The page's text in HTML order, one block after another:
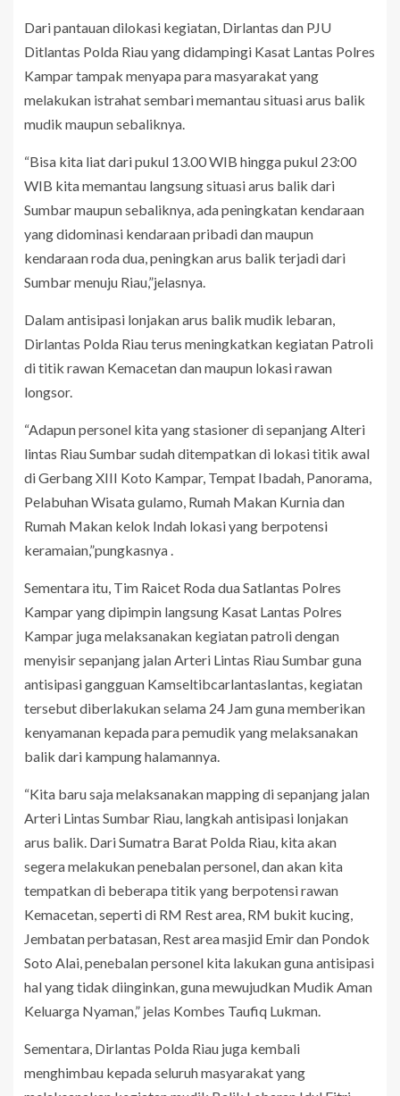
Dari pantauan dilokasi kegiatan, Dirlantas dan PJU
Ditlantas Polda Riau yang didampingi Kasat Lantas Polres
Kampar tampak menyapa para masyarakat yang
melakukan istrahat sembari memantau situasi arus balik
mudik maupun sebaliknya.
“Bisa kita liat dari pukul 13.00 WIB hingga pukul 23:00
WIB kita memantau langsung situasi arus balik dari
Sumbar maupun sebaliknya, ada peningkatan kendaraan
yang didominasi kendaraan pribadi dan maupun
kendaraan roda dua, peningkan arus balik terjadi dari
Sumbar menuju Riau,”jelasnya.
Dalam antisipasi lonjakan arus balik mudik lebaran,
Dirlantas Polda Riau terus meningkatkan kegiatan Patroli
di titik rawan Kemacetan dan maupun lokasi rawan
longsor.
“Adapun personel kita yang stasioner di sepanjang Alteri
lintas Riau Sumbar sudah ditempatkan di lokasi titik awal
di Gerbang XIII Koto Kampar, Tempat Ibadah, Panorama,
Pelabuhan Wisata gulamo, Rumah Makan Kurnia dan
Rumah Makan kelok Indah lokasi yang berpotensi
keramaian,”pungkasnya .
Sementara itu, Tim Raicet Roda dua Satlantas Polres
Kampar yang dipimpin langsung Kasat Lantas Polres
Kampar juga melaksanakan kegiatan patroli dengan
menyisir sepanjang jalan Arteri Lintas Riau Sumbar guna
antisipasi gangguan Kamseltibcarlantaslantas, kegiatan
tersebut diberlakukan selama 24 Jam guna memberikan
kenyamanan kepada para pemudik yang melaksanakan
balik dari kampung halamannya.
“Kita baru saja melaksanakan mapping di sepanjang jalan
Arteri Lintas Sumbar Riau, langkah antisipasi lonjakan
arus balik. Dari Sumatra Barat Polda Riau, kita akan
segera melakukan penebalan personel, dan akan kita
tempatkan di beberapa titik yang berpotensi rawan
Kemacetan, seperti di RM Rest area, RM bukit kucing,
Jembatan perbatasan, Rest area masjid Emir dan Pondok
Soto Alai, penebalan personel kita lakukan guna antisipasi
hal yang tidak diinginkan, guna mewujudkan Mudik Aman
Keluarga Nyaman,” jelas Kombes Taufiq Lukman.
Sementara, Dirlantas Polda Riau juga kembali
menghimbau kepada seluruh masyarakat yang